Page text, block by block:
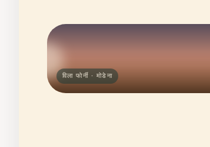
विला फोर्नी · मोडेना